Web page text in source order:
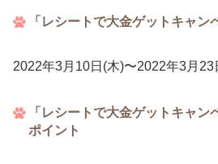
「レシートで大金ゲットキャン
2022年3月10日(木)〜2022年3月23
「レシートで大金ゲットキャン
ポイント